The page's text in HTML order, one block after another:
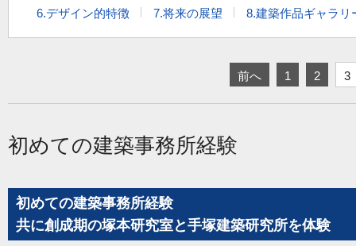
6.デザイン的特徴
7.将来の展望 8.建築作品ギャラリ
前へ 1 2 3
初めての建築事務所経験
初めての建築事務所経験
共に創成期の塚本研究室と手塚建築研究所を体験